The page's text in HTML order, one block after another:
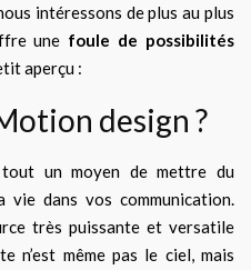
intéressons de plus au plus
une foule de possibilités
aperçu :
design ?
un moyen de mettre du
vie dans vos communication.
très puissante et versatile
n’est même pas le ciel, mais